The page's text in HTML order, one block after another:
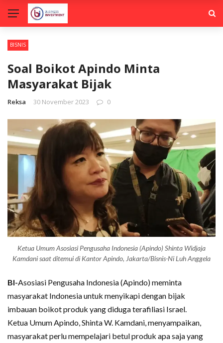
BISNIS
Soal Boikot Apindo Minta
Masyarakat Bijak
Reksa 30 November 2023 0
Ketua Umum Asosiasi Pengusaha Indonesia (Apindo) Shinta Widjaja
Kamdani saat ditemui di Kantor Apindo, Jakarta/Bisnis-Ni Luh Anggela
BI-Asosiasi Pengusaha Indonesia (Apindo) meminta
masyarakat Indonesia untuk menyikapi dengan bijak
imbauan boikot produk yang diduga terafiliasi Israel.
Ketua Umum Apindo, Shinta W. Kamdani, menyampaikan,
masyarakat perlu mempelajari betul produk apa saja yang